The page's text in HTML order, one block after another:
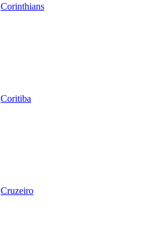
Corinthians
Coritiba
Cruzeiro